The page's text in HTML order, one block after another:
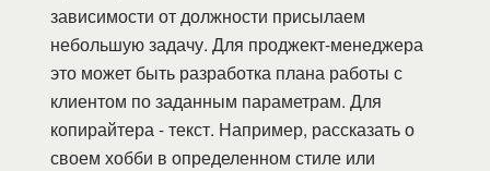
зависимости от должности присылаем
небольшую задачу. Для проджект-менеджера
это может быть разработка плана работы с
клиентом по заданным параметрам. Для
копирайтера - текст. Например, рассказать о
своем хобби в определенном стиле или